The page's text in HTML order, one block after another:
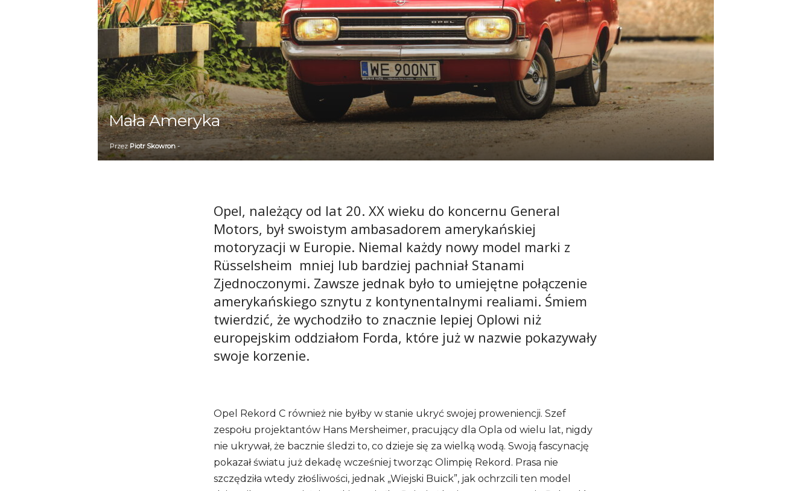
Mała Ameryka
Przez Piotr Skowron-
Opel, należący od lat 20. XX wieku do koncernu General
Motors, był swoistym ambasadorem amerykańskiej
motoryzacji w Europie. Niemal każdy nowy model marki z
Rüsselsheim mniej lub bardziej pachniał Stanami
Zjednoczonymi. Zawsze jednak było to umiejętne połączenie
amerykańskiego sznytu z kontynentalnymi realiami. Śmiem
twierdzić, że wychodziło to znacznie lepiej Oplowi niż
europejskim oddziałom Forda, które już w nazwie pokazywały
swoje korzenie.
Opel Rekord C również nie byłby w stanie ukryć swojej proweniencji. Szef
zespołu projektantów Hans Mersheimer, pracujący dla Opla od wielu lat, nigdy
nie ukrywał, że bacznie śledzi to, co dzieje się za wielką wodą. Swoją fascynację
pokazał światu już dekadę wcześniej tworząc Olimpię Rekord. Prasa nie
szczędziła wtedy złośliwości, jednak „Wiejski Buick”, jak ochrzcili ten model